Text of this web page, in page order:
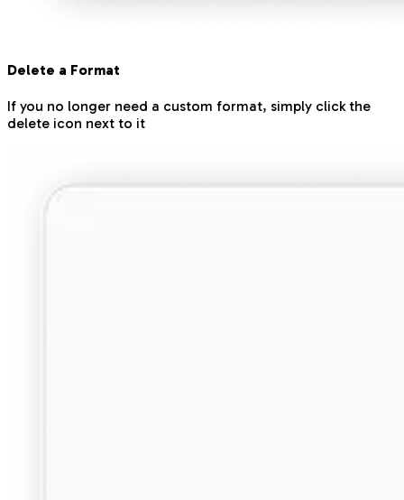
Delete a Format
If you no longer need a custom format, simply click the
delete icon next to it